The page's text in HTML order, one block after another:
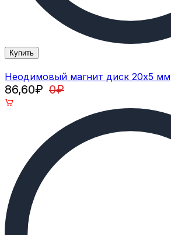
Купить
Неодимовый магнит диск 20х5 мм
86,60₽ 0₽